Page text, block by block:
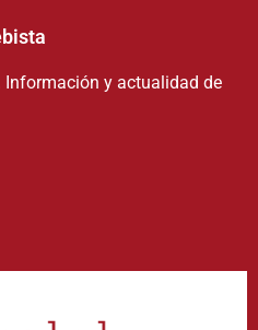
y actualidad de